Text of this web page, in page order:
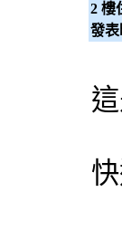
2 樓
發表